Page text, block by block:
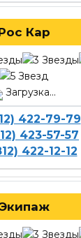
Кар
Загрузка...
422-79-79
423-57-57
422-12-12